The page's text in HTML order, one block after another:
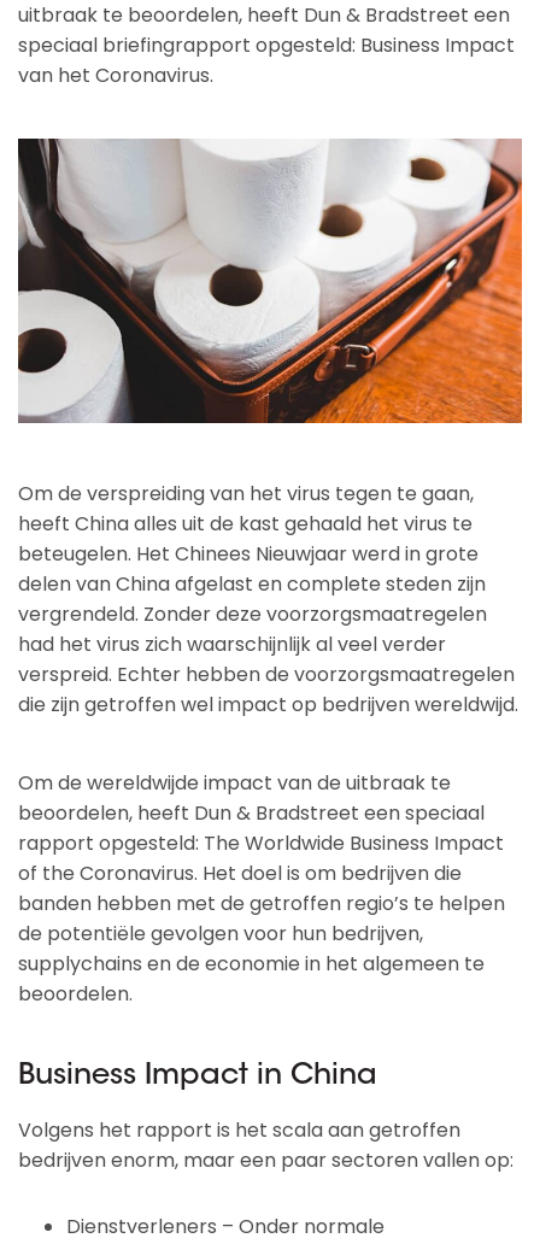
uitbraak te beoordelen, heeft Dun & Bradstreet een
speciaal briefingrapport opgesteld: Business Impact
van het Coronavirus.
Om de verspreiding van het virus tegen te gaan,
heeft China alles uit de kast gehaald het virus te
beteugelen. Het Chinees Nieuwjaar werd in grote
delen van China afgelast en complete steden zijn
vergrendeld. Zonder deze voorzorgsmaatregelen
had het virus zich waarschijnlijk al veel verder
verspreid. Echter hebben de voorzorgsmaatregelen
die zijn getroffen wel impact op bedrijven wereldwijd.
Om de wereldwijde impact van de uitbraak te
beoordelen, heeft Dun & Bradstreet een speciaal
rapport opgesteld: The Worldwide Business Impact
of the Coronavirus. Het doel is om bedrijven die
banden hebben met de getroffen regio’s te helpen
de potentiële gevolgen voor hun bedrijven,
supplychains en de economie in het algemeen te
beoordelen.
Business Impact in China
Volgens het rapport is het scala aan getroffen
bedrijven enorm, maar een paar sectoren vallen op:
Dienstverleners – Onder normale